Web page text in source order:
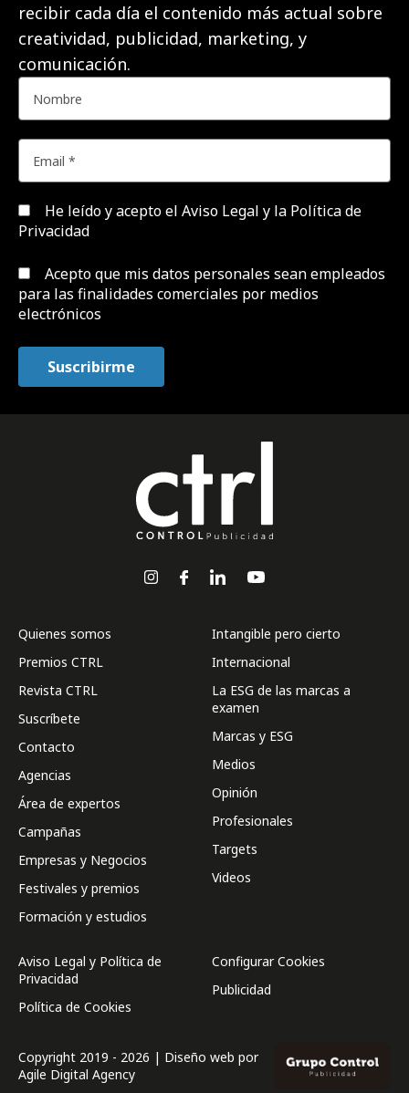
recibir cada día el contenido más actual sobre
creatividad, publicidad, marketing, y
comunicación.
He leído y acepto el Aviso Legal y la Política de
Privacidad
Acepto que mis datos personales sean empleados
para las finalidades comerciales por medios
electrónicos
Quienes somos
Premios CTRL
Revista CTRL
Suscríbete
Contacto
Agencias
Área de expertos
Campañas
Empresas y Negocios
Festivales y premios
Formación y estudios
Intangible pero cierto
Internacional
La ESG de las marcas a
examen
Marcas y ESG
Medios
Opinión
Profesionales
Targets
Videos
Aviso Legal y Política de
Privacidad
Política de Cookies
Configurar Cookies
Publicidad
Copyright 2019 - 2026 | Diseño web por
Agile Digital Agency